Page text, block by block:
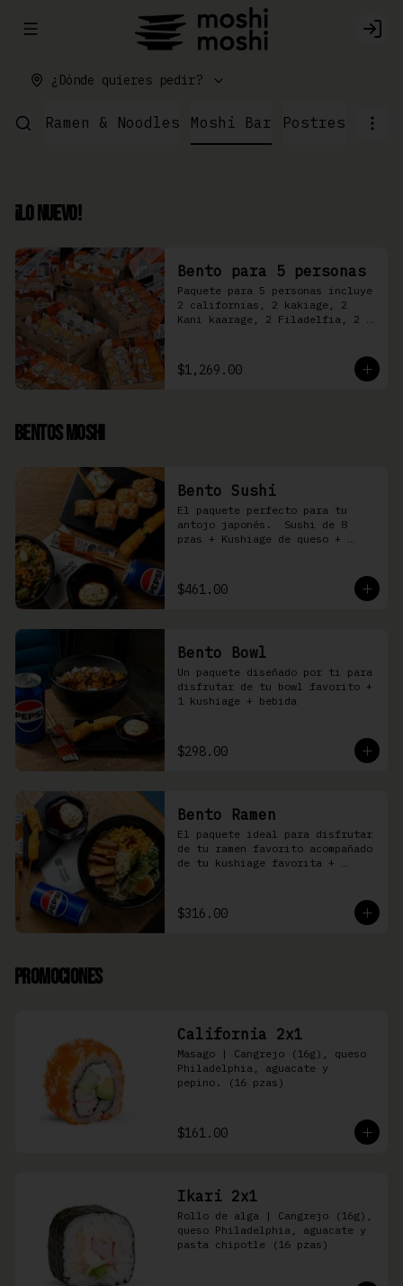
Abrir menu de navegación
¿Dónde quieres pedir?
Ramen & Noodles Moshi Bar Postres
¡Lo Nuevo!
Bento para 5 personas
Paquete para 5 personas incluye
2 californias, 2 kakiage, 2
Kani kaarage, 2 Filadelfia, 2
$1,269.00
Bentos Moshi
Bento Sushi
El paquete perfecto para tu
antojo japonés.  Sushi de 8
pzas + Kushiage de queso +
$461.00
Bento Bowl
Un paquete diseñado por ti para
disfrutar de tu bowl favorito +
1 kushiage + bebida
$298.00
Bento Ramen
El paquete ideal para disfrutar
de tu ramen favorito acompañado
de tu kushiage favorita +
$316.00
Promociones
California 2x1
Masago | Cangrejo (16g), queso
Philadelphia, aguacate y
pepino. (16 pzas)
$161.00
Ikari 2x1
Rollo de alga | Cangrejo (16g),
queso Philadelphia, aguacate y
pasta chipotle (16 pzas)